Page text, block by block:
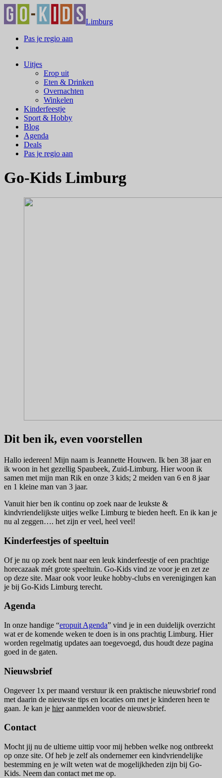
Limburg
Pas je regio aan
Uitjes
Erop uit
Eten & Drinken
Overnachten
Winkelen
Kinderfeestje
Sport & Hobby
Blog
Agenda
Deals
Pas je regio aan
Go-Kids Limburg
Dit ben ik, even voorstellen
Hallo iedereen! Mijn naam is Jeannette Houwen. Ik ben 38 jaar en
ik woon in het gezellig Spaubeek, Zuid-Limburg. Hier woon ik
samen met mijn man Rik en onze 3 kids; 2 meiden van 6 en 8 jaar
en 1 kleine man van 3 jaar.
Vanuit hier ben ik continu op zoek naar de leukste &
kindvriendelijkste uitjes welke Limburg te bieden heeft. En ik kan je
nu al zeggen…. het zijn er veel, heel veel!
Kinderfeestjes of speeltuin
Of je nu op zoek bent naar een leuk kinderfeestje of een prachtige
horecazaak mét grote speeltuin. Go-Kids vind ze voor je en zet ze
op deze site. Maar ook voor leuke hobby-clubs en verenigingen kan
je bij Go-Kids Limburg terecht.
Agenda
In onze handige “eropuit Agenda” vind je in een duidelijk overzicht
wat er de komende weken te doen is in ons prachtig Limburg. Hier
worden regelmatig updates aan toegevoegd, dus houdt deze pagina
goed in de gaten.
Nieuwsbrief
Ongeveer 1x per maand verstuur ik een praktische nieuwsbrief rond
met daarin de nieuwste tips en locaties om met je kinderen heen te
gaan. Je kan je hieraanmelden voor de nieuwsbrief.
Contact
Mocht jij nu de ultieme uittip voor mij hebben welke nog ontbreekt
op onze site. Of heb je zelf als ondernemer een kindvriendelijke
bestemming en je wilt weten wat de mogelijkheden zijn bij Go-
Kids. Neem dan contact met me op.